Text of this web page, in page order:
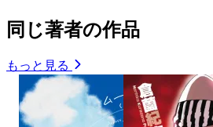
同じ著者の作品
もっと見る